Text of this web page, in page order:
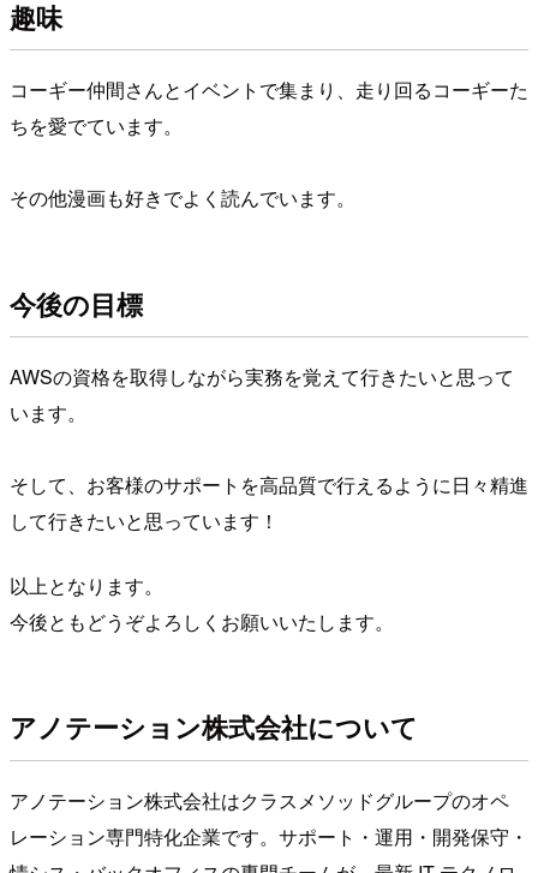
趣味
コーギー仲間さんとイベントで集まり、走り回るコーギーた
ちを愛でています。
その他漫画も好きでよく読んでいます。
今後の目標
AWSの資格を取得しながら実務を覚えて行きたいと思って
います。
そして、お客様のサポートを高品質で行えるように日々精進
して行きたいと思っています！
以上となります。
今後ともどうぞよろしくお願いいたします。
アノテーション株式会社について
アノテーション株式会社はクラスメソッドグループのオペ
レーション専門特化企業です。サポート・運用・開発保守・